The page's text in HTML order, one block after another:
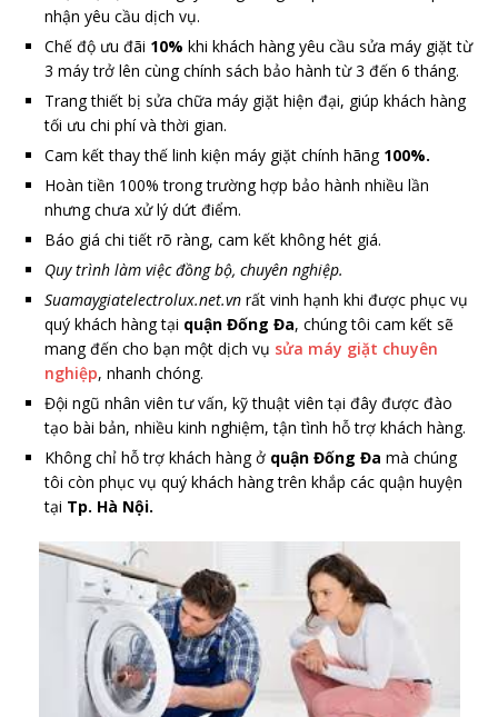
nhận yêu cầu dịch vụ.
Chế độ ưu đãi 10% khi khách hàng yêu cầu sửa máy giặt từ
3 máy trở lên cùng chính sách bảo hành từ 3 đến 6 tháng.
Trang thiết bị sửa chữa máy giặt hiện đại, giúp khách hàng
tối ưu chi phí và thời gian.
Cam kết thay thế linh kiện máy giặt chính hãng 100%.
Hoàn tiền 100% trong trường hợp bảo hành nhiều lần
nhưng chưa xử lý dứt điểm.
Báo giá chi tiết rõ ràng, cam kết không hét giá.
Quy trình làm việc đồng bộ, chuyên nghiệp.
Suamaygiatelectrolux.net.vn rất vinh hạnh khi được phục vụ
quý khách hàng tại quận Đống Đa, chúng tôi cam kết sẽ
mang đến cho bạn một dịch vụ sửa máy giặt chuyên
nghiệp, nhanh chóng.
Đội ngũ nhân viên tư vấn, kỹ thuật viên tại đây được đào
tạo bài bản, nhiều kinh nghiệm, tận tình hỗ trợ khách hàng.
Không chỉ hỗ trợ khách hàng ở quận Đống Đa mà chúng
tôi còn phục vụ quý khách hàng trên khắp các quận huyện
tại Tp. Hà Nội.